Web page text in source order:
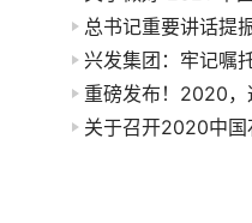
总书记重要讲话提
兴发集团：牢记嘱
重磅发布！2020，